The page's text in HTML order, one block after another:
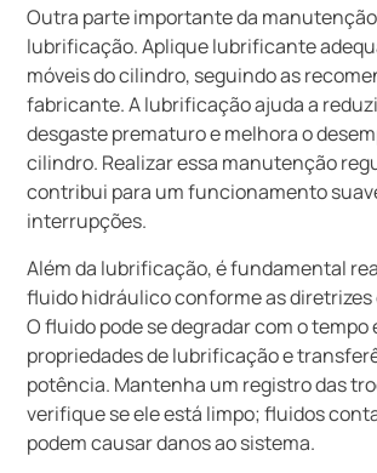
Outra parte importante da manutenção
lubrificação. Aplique lubrificante
móveis do cilindro, seguindo as
fabricante. A lubrificação ajuda a
desgaste prematuro e melhora o
cilindro. Realizar essa manutenção
contribui para um funcionamento
interrupções.
Além da lubrificação, é fundamental
fluido hidráulico conforme as
O fluido pode se degradar com o tempo
propriedades de lubrificação e
potência. Mantenha um registro das
verifique se ele está limpo; fluidos
podem causar danos ao sistema.